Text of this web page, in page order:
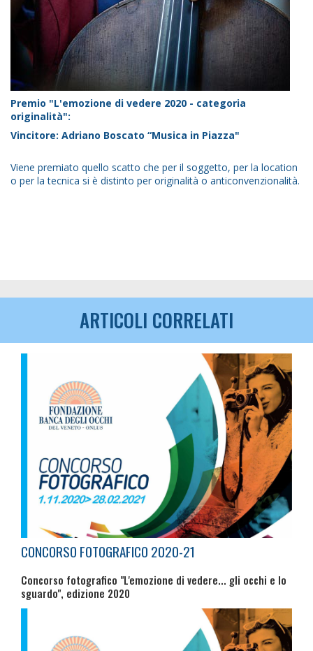
Premio "L'emozione di vedere 2020 - categoria
originalità":
Vincitore: Adriano Boscato “Musica in Piazza"
Viene premiato quello scatto che per il soggetto, per la location
o per la tecnica si è distinto per originalità o anticonvenzionalità.
ARTICOLI CORRELATI
CONCORSO FOTOGRAFICO 2020-21
Concorso fotografico "L'emozione di vedere... gli occhi e lo
sguardo", edizione 2020